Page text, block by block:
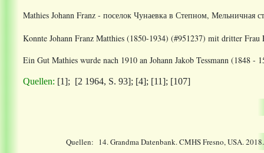
Mathies Johann Franz - поселок Чунаевка в Степном, Мельничная
Konnte Johann Franz Matthies (1850-1934) (#951237) mit dritter
Ein Gut Mathies wurde nach 1910 an Johann Jakob Tessmann (1848
Quellen: [1]; [2 1964, S. 93]; [4]; [11]; [107]
Quellen: 14.Grandma Datenbank. CMHS Fresno, USA.